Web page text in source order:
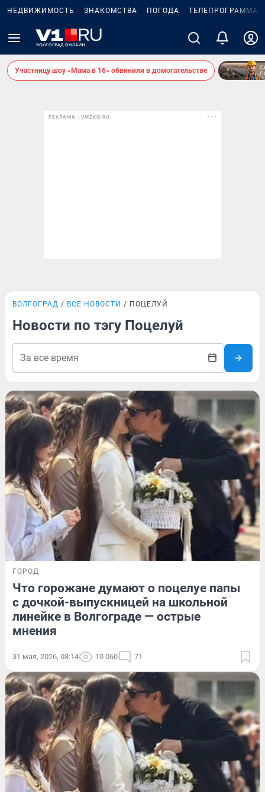
НЕДВИЖИМОСТЬ ЗНАКОМСТВА ПОГОДА ТЕЛЕПРОГРАММА
Участницу шоу «Мама в 16» обвинили в домогательстве
РЕКЛАМА • VMZKO.RU
ВОЛГОГРАД ВСЕ НОВОСТИ ПОЦЕЛУЙ
Новости по тэгу Поцелуй
ГОРОД
Что горожане думают о поцелуе папы
с дочкой-выпускницей на школьной
линейке в Волгограде — острые
мнения
31 мая, 2026, 08:14 10 060 71